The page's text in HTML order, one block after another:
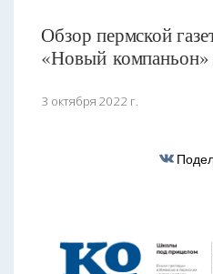
Обзор пермской
«Новый компаньон»
3 октября 2022 г.